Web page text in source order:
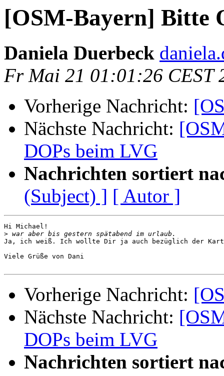
[OSM-Bayern] Bitte
Daniela Duerbeck
Fr Mai 21 01:01:26 CEST
Vorherige Nachricht:
Nächste Nachricht:
DOPs beim LVG
Nachrichten sortiert
(Subject) ] [ Autor ]
Hi Michael!
>
Ja, ich weiß. Ich wollte Dir ja auch bezüglich der
Viele Grüße von Dani
Vorherige Nachricht:
Nächste Nachricht:
DOPs beim LVG
Nachrichten sortiert